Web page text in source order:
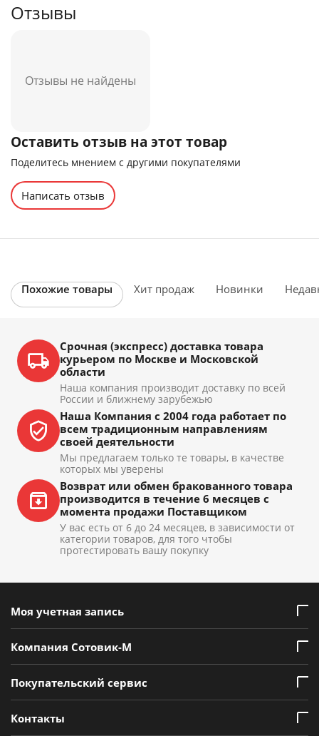
Отзывы
Отзывы не найдены
Оставить отзыв на этот товар
Поделитесь мнением с другими покупателями
Написать отзыв
Похожие товары Хит продаж Новинки
Срочная (экспресс) доставка товара
курьером по Москве и Московской
области
Наша компания производит доставку по всей
России и ближнему зарубежью
Наша Компания с 2004 года работает по
всем традиционным направлениям
своей деятельности
Мы предлагаем только те товары, в качестве
которых мы уверены
Возврат или обмен бракованного товара
производится в течение 6 месяцев с
момента продажи Поставщиком
У вас есть от 6 до 24 месяцев, в зависимости от
категории товаров, для того чтобы
протестировать вашу покупку
Моя учетная запись
Компания Сотовик-М
Покупательский сервис
Контакты